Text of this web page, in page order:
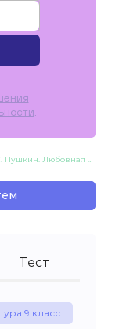
А.С. Пушкин. Любовная лирика. «На холмах Грузии...», «Я вас любил…», «К***»
Тест
9 класс